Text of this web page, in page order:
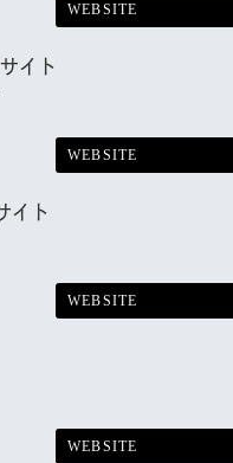
WEBSITE
WEBSITE
WEBSITE
WEBSITE